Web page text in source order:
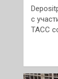
с
ТАСС